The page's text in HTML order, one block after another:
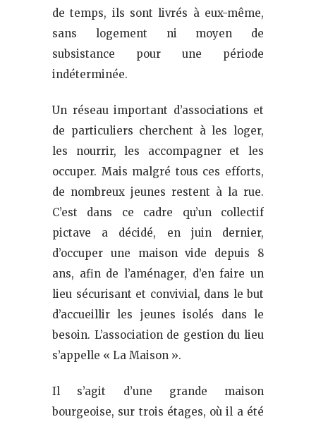
de temps, ils sont livrés à eux-même,
sans logement ni moyen de
subsistance pour une période
indéterminée.
Un réseau important d’associations et
de particuliers cherchent à les loger,
les nourrir, les accompagner et les
occuper. Mais malgré tous ces efforts,
de nombreux jeunes restent à la rue.
C’est dans ce cadre qu’un collectif
pictave a décidé, en juin dernier,
d’occuper une maison vide depuis 8
ans, afin de l’aménager, d’en faire un
lieu sécurisant et convivial, dans le but
d’accueillir les jeunes isolés dans le
besoin. L’association de gestion du lieu
s’appelle « La Maison ».
Il s’agit d’une grande maison
bourgeoise, sur trois étages, où il a été